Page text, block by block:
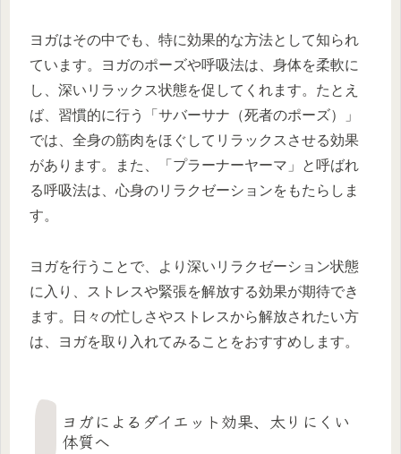
ヨガはその中でも、特に効果的な方法として知られ
ています。ヨガのポーズや呼吸法は、身体を柔軟に
し、深いリラックス状態を促してくれます。たとえ
ば、習慣的に行う「サバーサナ（死者のポーズ）」
では、全身の筋肉をほぐしてリラックスさせる効果
があります。また、「プラーナーヤーマ」と呼ばれ
る呼吸法は、心身のリラクゼーションをもたらしま
す。
ヨガを行うことで、より深いリラクゼーション状態
に入り、ストレスや緊張を解放する効果が期待でき
ます。日々の忙しさやストレスから解放されたい方
は、ヨガを取り入れてみることをおすすめします。
ヨガによるダイエット効果、太りにくい
体質へ